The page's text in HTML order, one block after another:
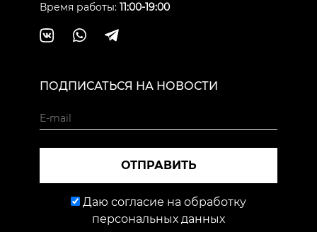
Время работы: 11:00-19:00
ПОДПИСАТЬСЯ НА НОВОСТИ
ОТПРАВИТЬ
Даю согласие на обработку
персональных данных